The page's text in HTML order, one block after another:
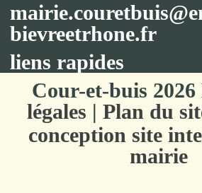
bievreetrhone.fr
liens rapides
Cour-et-buis 2026
légales | Plan du
conception site
mairie